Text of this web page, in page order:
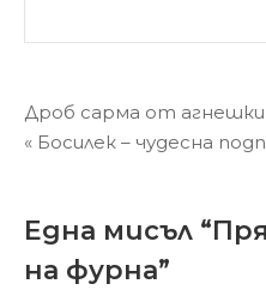
Навигация
Дроб сарма от агнешки
« Босилек – чудесна
Една мисъл “
на фурна”